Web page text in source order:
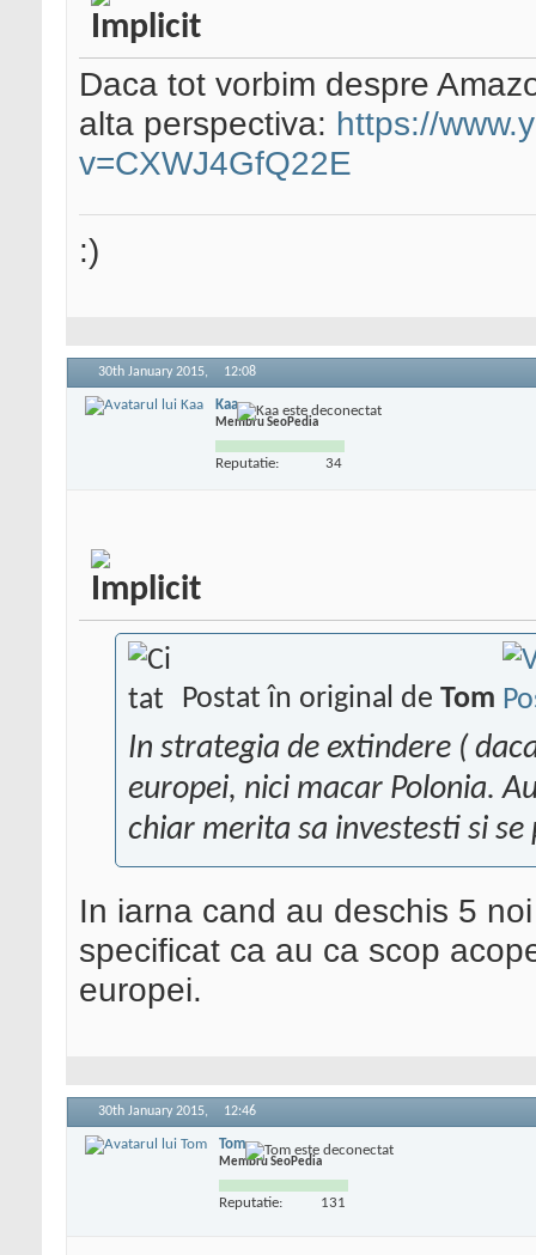
Daca tot vorbim despre
alta perspectiva: https://
v=CXWJ4GfQ22E
:)
30th January 2015, 12:08
Kaa
Membru SeoPedia
Reputatie: 34
Postat în original de Tom
In strategia de extindere (
europei, nici macar Polonia.
chiar merita sa investesti si se
In iarna cand au deschis 5
specificat ca au ca scop
europei.
30th January 2015, 12:46
Tom
Membru SeoPedia
Reputatie: 131